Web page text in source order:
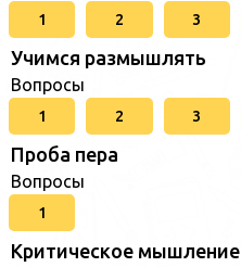
1 2 3
Учимся размышлять
Вопросы
1 2 3
Проба пера
Вопросы
1
Критическое мышление